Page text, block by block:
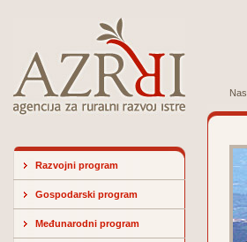
Razvojni program
Gospodarski program
Međunarodni program